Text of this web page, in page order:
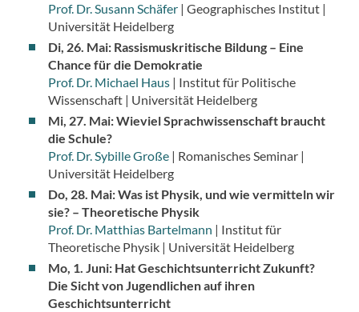
Prof. Dr. Susann Schäfer| Geographisches Institut |
Universität Heidelberg
Di, 26. Mai: Rassismuskritische Bildung – Eine
Chance für die Demokratie
Prof. Dr. Michael Haus| Institut für Politische
Wissenschaft | Universität Heidelberg
Mi, 27. Mai: Wieviel Sprachwissenschaft braucht
die Schule?
Prof. Dr. Sybille Große| Romanisches Seminar |
Universität Heidelberg
Do, 28. Mai: Was ist Physik, und wie vermitteln wir
sie? – Theoretische Physik
Prof. Dr. Matthias Bartelmann | Institut für
Theoretische Physik | Universität Heidelberg
Mo, 1. Juni: Hat Geschichtsunterricht Zukunft?
Die Sicht von Jugendlichen auf ihren
Geschichtsunterricht